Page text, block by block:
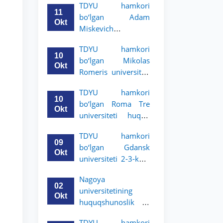
uchun akademik
mobillik dasturini
e’lon qildi
11
Okt
TDYU hamkori
bo‘lgan Adam
Miskevich
bosqich talabalari
uchun akademik
mobillik dasturini
10
Okt
TDYU hamkori
bo‘lgan Mikolas
Romeris universiteti
uchun akademik
mobillik dasturini
e’lon qildi
10
Okt
TDYU hamkori
bo‘lgan Roma Tre
universiteti huquq
talabalari uchun
akademik mobillik
dasturini e’lon qildi
09
Okt
TDYU hamkori
bo‘lgan Gdansk
universiteti 2-3-kurs
akademik mobillik
dasturini e’lon qildi
02
Okt
Nagoya
universitetining
huquqshunoslik va